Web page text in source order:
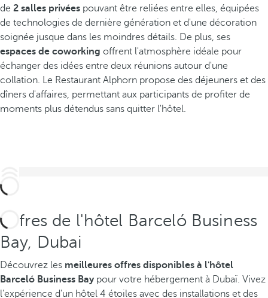
de 2 salles privées pouvant être reliées entre elles, équipées
de technologies de dernière génération et d'une décoration
soignée jusque dans les moindres détails. De plus, ses
espaces de coworking offrent l'atmosphère idéale pour
échanger des idées entre deux réunions autour d'une
collation. Le Restaurant Alphorn propose des déjeuners et des
dîners d'affaires, permettant aux participants de profiter de
moments plus détendus sans quitter l'hôtel.
Offres de l'hôtel Barceló Business
Bay, Dubai
Découvrez les meilleures offres disponibles à l'hôtel
Barceló Business Baypour votre hébergement à Dubaï. Vivez
l'expérience d'un hôtel 4 étoiles avec des installations et des